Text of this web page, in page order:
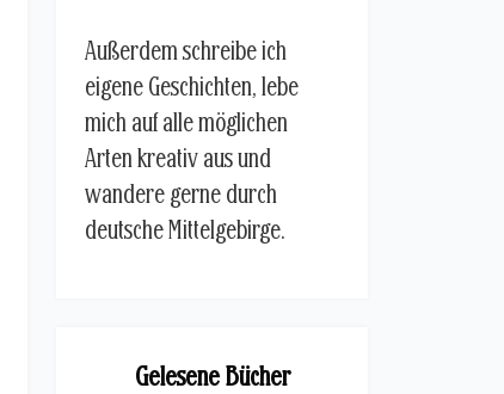
Außerdem schreibe ich
eigene Geschichten, lebe
mich auf alle möglichen
Arten kreativ aus und
wandere gerne durch
deutsche Mittelgebirge.
Gelesene Bücher